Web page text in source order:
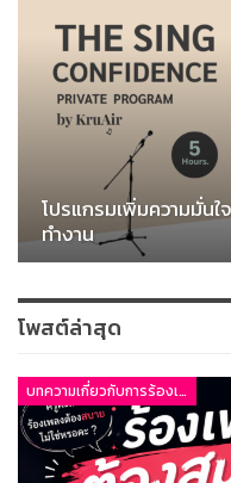
โปรแกรมเพิ่มความมั่น
ทำงาน
โพสต์ล่าสุด
บทความเกี่ยวกับการร้องเพลง